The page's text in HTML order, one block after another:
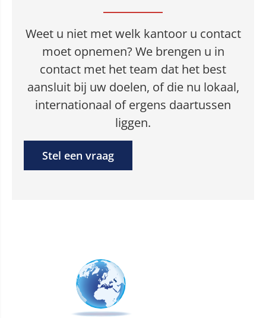
Weet u niet met welk kantoor u contact
moet opnemen? We brengen u in
contact met het team dat het best
aansluit bij uw doelen, of die nu lokaal,
internationaal of ergens daartussen
liggen.
Stel een vraag